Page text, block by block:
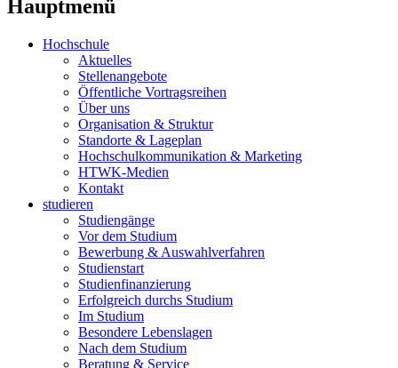
Hauptmenü
Hochschule
Aktuelles
Stellenangebote
Öffentliche Vortragsreihen
Über uns
Organisation & Struktur
Standorte & Lageplan
Hochschulkommunikation & Marketing
HTWK-Medien
Kontakt
studieren
Studiengänge
Vor dem Studium
Bewerbung & Auswahlverfahren
Studienstart
Studienfinanzierung
Erfolgreich durchs Studium
Im Studium
Besondere Lebenslagen
Nach dem Studium
Beratung & Service